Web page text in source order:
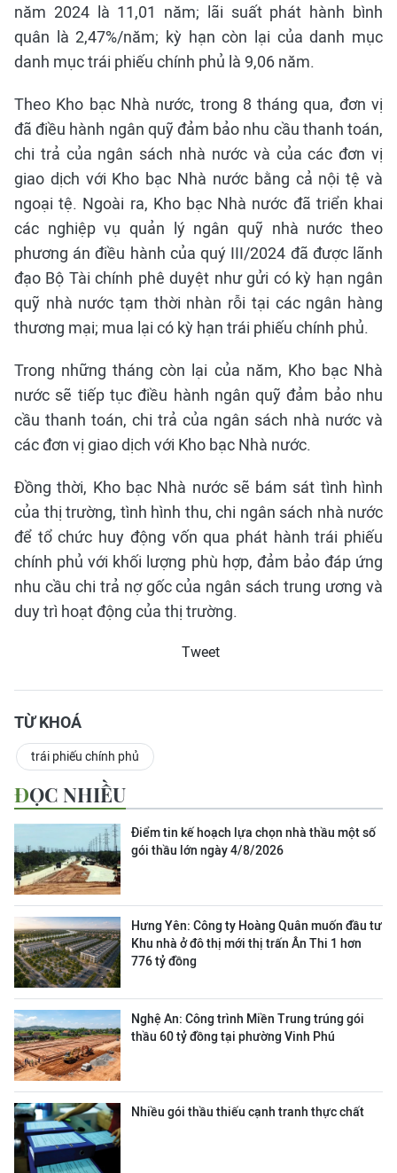
năm 2024 là 11,01 năm; lãi suất phát hành bình
quân là 2,47%/năm; kỳ hạn còn lại của danh mục
danh mục trái phiếu chính phủ là 9,06 năm.
Theo Kho bạc Nhà nước, trong 8 tháng qua, đơn vị
đã điều hành ngân quỹ đảm bảo nhu cầu thanh toán,
chi trả của ngân sách nhà nước và của các đơn vị
giao dịch với Kho bạc Nhà nước bằng cả nội tệ và
ngoại tệ. Ngoài ra, Kho bạc Nhà nước đã triển khai
các nghiệp vụ quản lý ngân quỹ nhà nước theo
phương án điều hành của quý III/2024 đã được lãnh
đạo Bộ Tài chính phê duyệt như gửi có kỳ hạn ngân
quỹ nhà nước tạm thời nhàn rỗi tại các ngân hàng
thương mại; mua lại có kỳ hạn trái phiếu chính phủ.
Trong những tháng còn lại của năm, Kho bạc Nhà
nước sẽ tiếp tục điều hành ngân quỹ đảm bảo nhu
cầu thanh toán, chi trả của ngân sách nhà nước và
các đơn vị giao dịch với Kho bạc Nhà nước.
Đồng thời, Kho bạc Nhà nước sẽ bám sát tình hình
của thị trường, tình hình thu, chi ngân sách nhà nước
để tổ chức huy động vốn qua phát hành trái phiếu
chính phủ với khối lượng phù hợp, đảm bảo đáp ứng
nhu cầu chi trả nợ gốc của ngân sách trung ương và
duy trì hoạt động của thị trường.
Tweet
TỪ KHOÁ
trái phiếu chính phủ
ĐỌC NHIỀU
Điểm tin kế hoạch lựa chọn nhà thầu một số
gói thầu lớn ngày 4/8/2026
Hưng Yên: Công ty Hoàng Quân muốn đầu tư
Khu nhà ở đô thị mới thị trấn Ân Thi 1 hơn
776 tỷ đồng
Nghệ An: Công trình Miền Trung trúng gói
thầu 60 tỷ đồng tại phường Vinh Phú
Nhiều gói thầu thiếu cạnh tranh thực chất